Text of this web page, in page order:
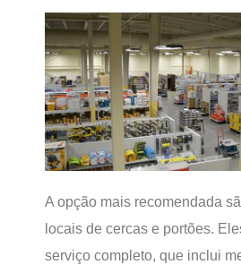
A opção mais recomendada
locais de cercas e portões.
serviço completo, que inclui